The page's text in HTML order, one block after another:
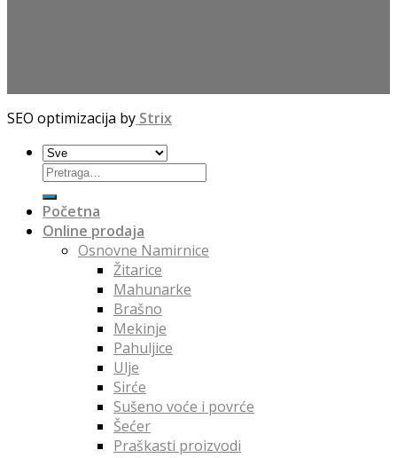
SEO optimizacija by Strix
Početna
Online prodaja
Osnovne Namirnice
Žitarice
Mahunarke
Brašno
Mekinje
Pahuljice
Ulje
Sirće
Sušeno voće i povrće
Šećer
Praškasti proizvodi